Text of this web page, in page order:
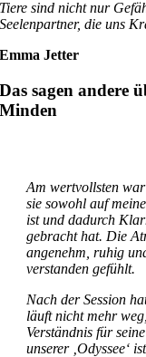
Tiere sind nicht nur
Seelenpartner, die uns
Emma Jetter
Das sagen andere
Minden
Am wertvollsten
sie sowohl auf
ist und dadurch
gebracht hat. Die
angenehm, ruhig
verstanden gefühlt.
Nach der Session
läuft nicht mehr
Verständnis für
unserer ‚Odyssee‘